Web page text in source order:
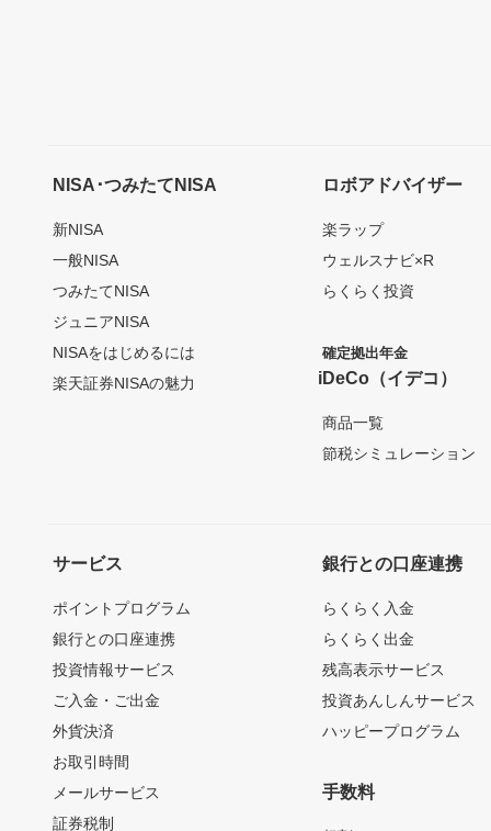
NISA･つみたてNISA
新NISA
一般NISA
つみたてNISA
ジュニアNISA
NISAをはじめるには
楽天証券NISAの魅力
ロボアドバイザー
楽ラップ
ウェルスナビ×R
らくらく投資
確定拠出年金
iDeCo（イデコ）
商品一覧
節税シミュレーション
サービス
ポイントプログラム
銀行との口座連携
投資情報サービス
ご入金・ご出金
外貨決済
お取引時間
メールサービス
証券税制
銀行との口座連携
らくらく入金
らくらく出金
残高表示サービス
投資あんしんサービス
ハッピープログラム
手数料